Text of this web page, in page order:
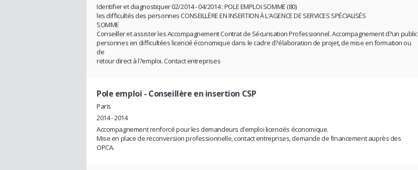
Identifier et diagnostiquer 02/2014 - 04/2014 : POLE EMPLOI SOMME (80)
les difficultés des personnes CONSEILLÈRE EN INSERTION À L'AGENCE DE SERVICES SPÉCIALISÉS
SOMME
Conseiller et assister les Accompagnement Contrat de Sécurisation Professionnel. Accompagnement d?un public
personnes en difficultées licencié économique dans le cadre d?élaboration de projet, de mise en formation ou
de
retour direct à l?emploi. Contact entreprises
Pole emploi - Conseillère en insertion CSP
Paris
2014 - 2014
Accompagnement renforcé pour les demandeurs d'emploi licenciés économique.
Mise en place de reconversion professionnelle, contact entreprises, demande de financement auprès des
OPCA.